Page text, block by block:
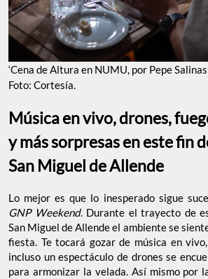
‘Cena de Altura en NUMU, por Pepe Salinas
Foto: Cortesía.
Música en vivo, drones,
y más sorpresas en este fin
San Miguel de Allende
Lo mejor es que lo inesperado sigue
GNP Weekend. Durante el trayecto de
San Miguel de Allende el ambiente se
fiesta. Te tocará gozar de música en
incluso un espectáculo de drones se
para armonizar la velada. Así mismo por